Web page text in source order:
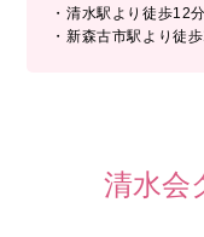
・清水駅より徒歩12分
・新森古市駅より徒
清水会